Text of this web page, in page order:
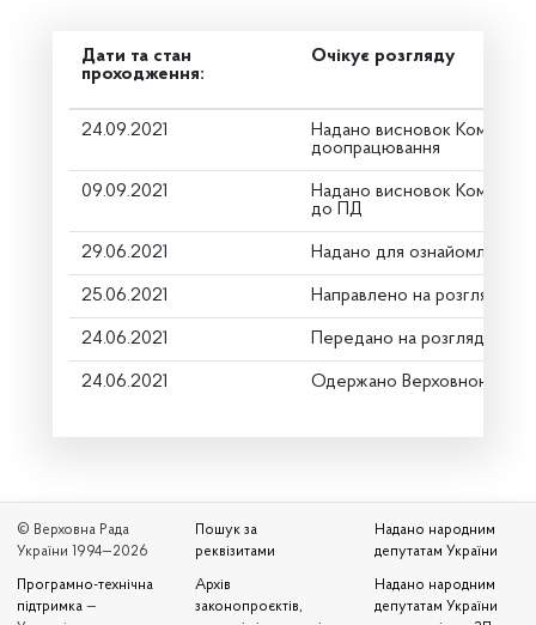
Дати та стан
проходження:
Очікує розгляду
24.09.2021
Надано висновок Комітету
доопрацювання
09.09.2021
Надано висновок
до ПД
29.06.2021 Надано для ознайомлення
25.06.2021 Направлено на розгляд
24.06.2021 Передано на розгляд
24.06.2021 Одержано Верховною
© Верховна Рада
України 1994—2026
Програмно-технічна
підтримка —
Пошук за
реквізитами
Архів
законопроєктів,
Надано народним
депутатам України
Надано народним
депутатам України